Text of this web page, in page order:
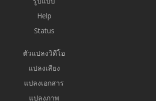
Help
Status
ตัวแปลงวิดีโอ
แปลงเสียง
แปลงเอกสาร
แปลงภาพ